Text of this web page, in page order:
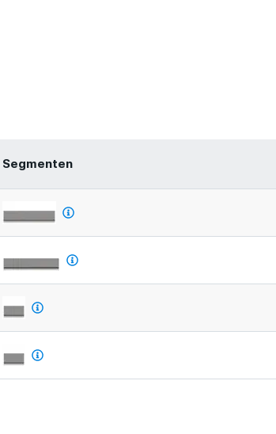
Segmenten